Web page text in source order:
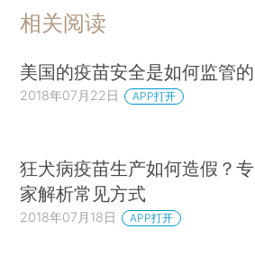
相关阅读
美国的疫苗安全是如何监管的
2018年07月22日 APP打开
狂犬病疫苗生产如何造假？专
家解析常见方式
2018年07月18日 APP打开